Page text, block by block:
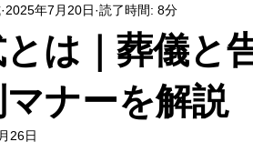
後・お墓の話
は｜葬儀と
ナーを解説
2025年7月20日 読了時間: 8分
26日